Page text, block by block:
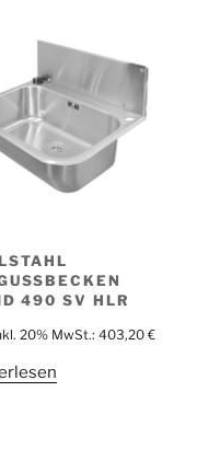
490 SV HLR
20% MwSt.: 403,20 €